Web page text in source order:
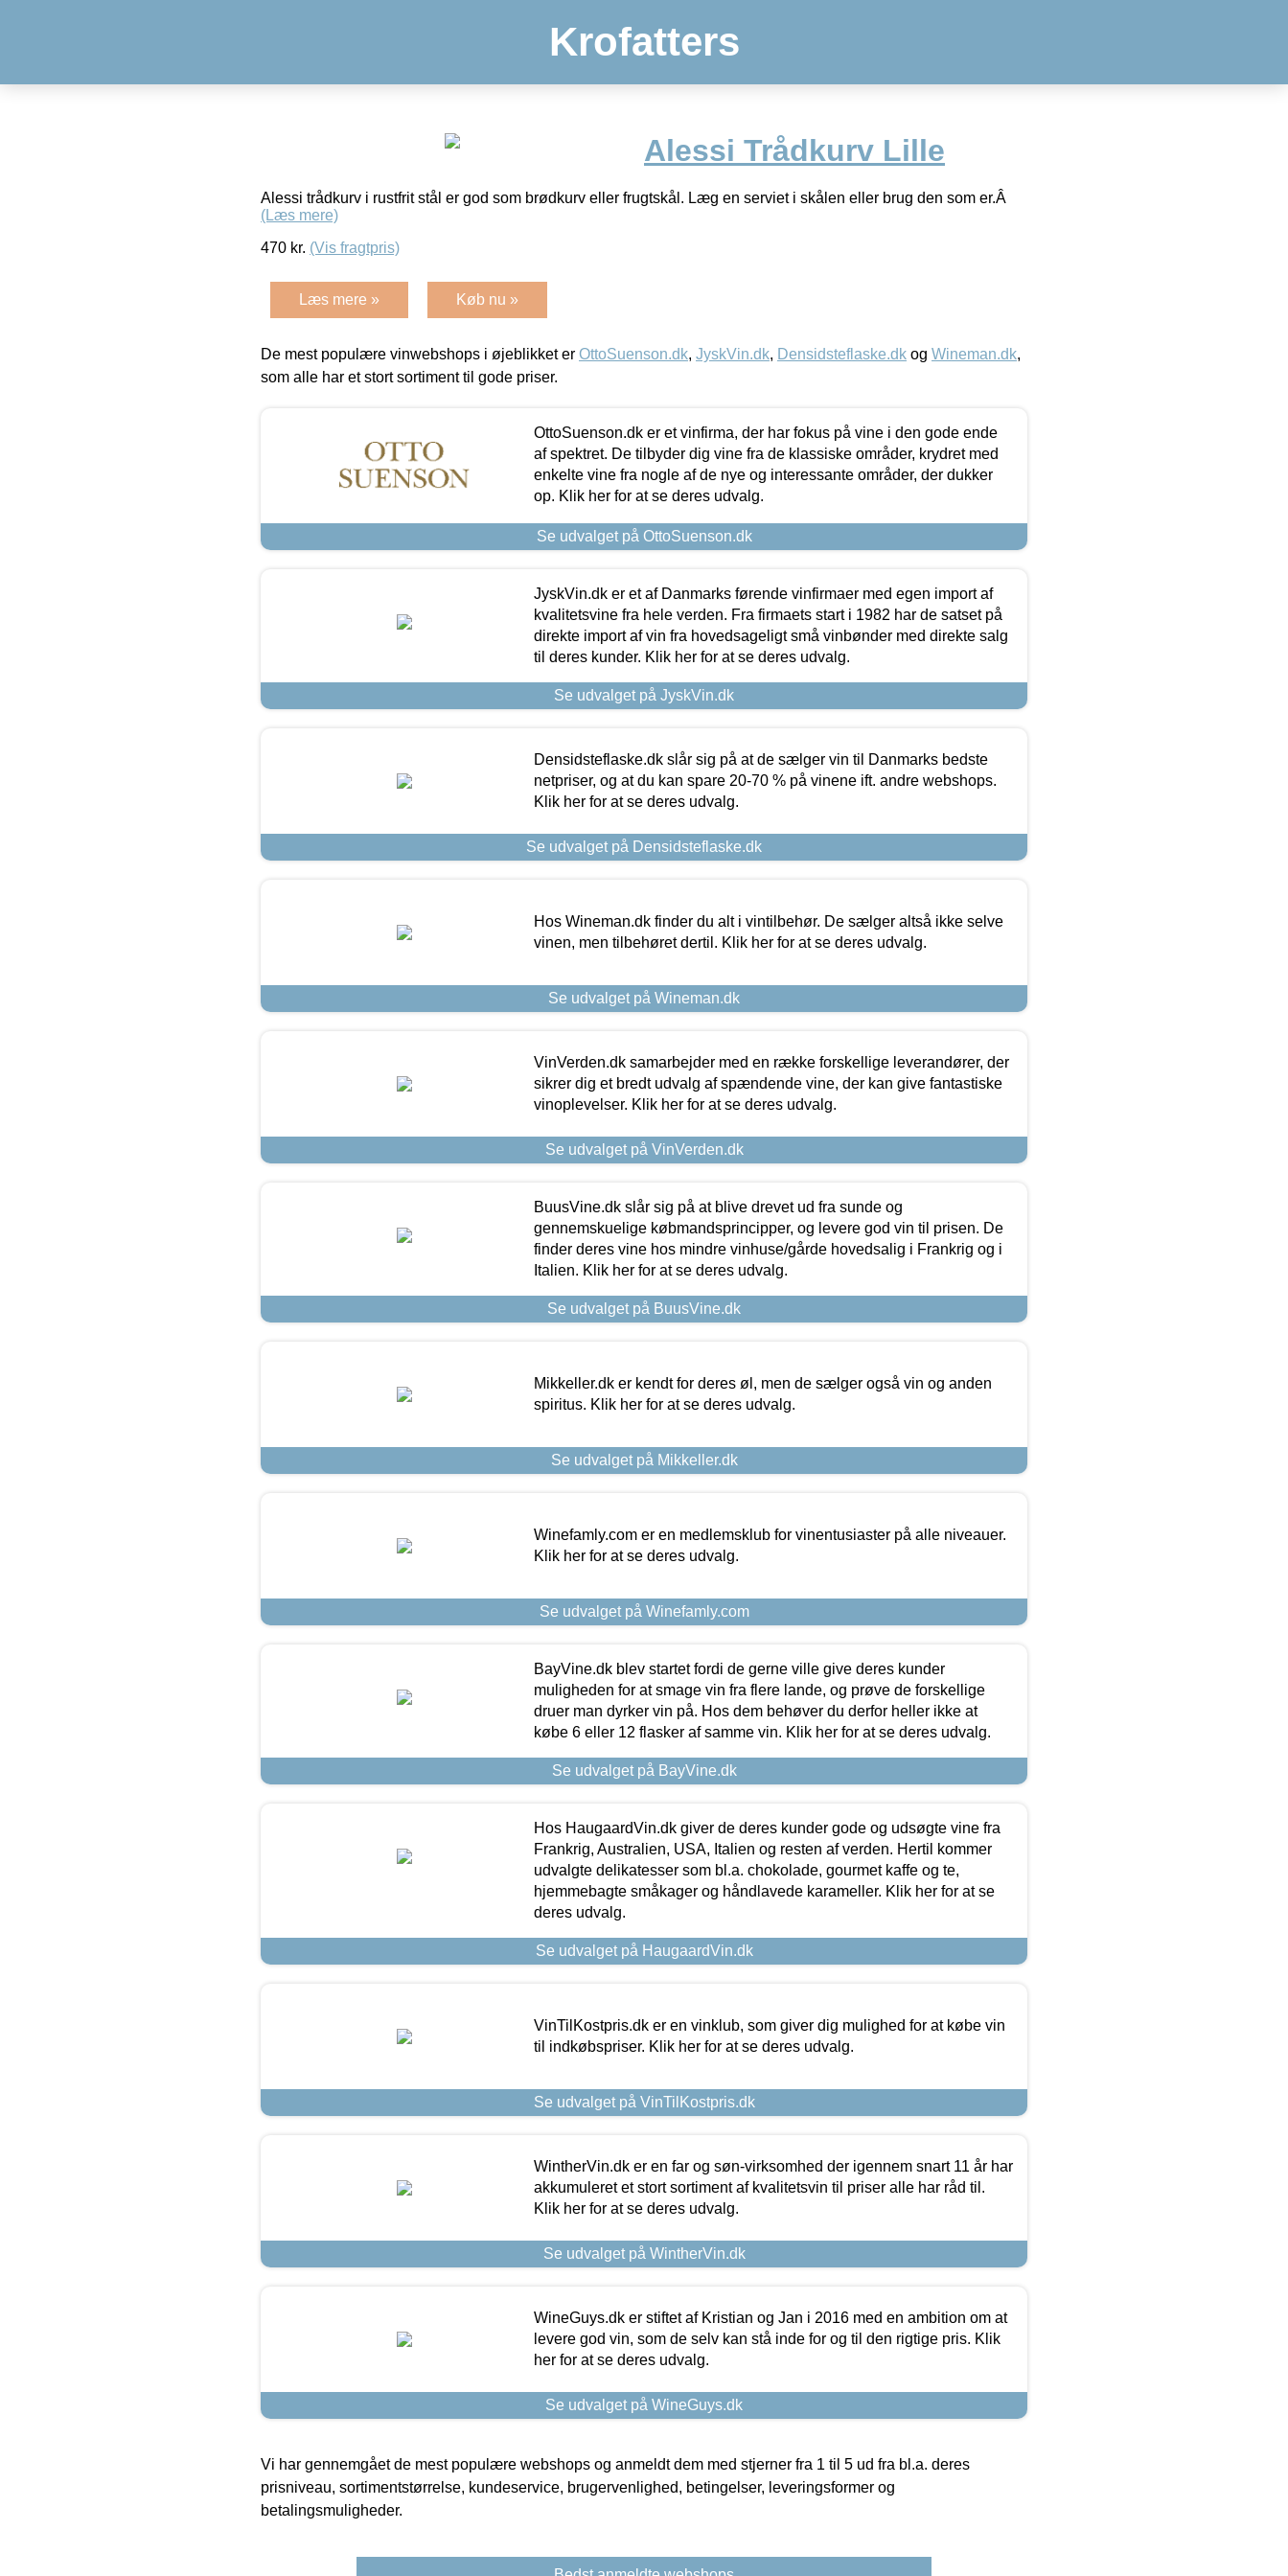
Krofatters
Alessi Trådkurv Lille
Alessi trådkurv i rustfrit stål er god som brødkurv eller frugtskål. Læg en serviet i skålen eller brug den som er.Â
(Læs mere)
470 kr. (Vis fragtpris)
Læs mere » Køb nu »
De mest populære vinwebshops i øjeblikket er OttoSuenson.dk, JyskVin.dk, Densidsteflaske.dk og Wineman.dk,
som alle har et stort sortiment til gode priser.
OttoSuenson.dk er et vinfirma, der har fokus på vine i den gode ende
af spektret. De tilbyder dig vine fra de klassiske områder, krydret med
enkelte vine fra nogle af de nye og interessante områder, der dukker
op. Klik her for at se deres udvalg.
Se udvalget på OttoSuenson.dk
JyskVin.dk er et af Danmarks førende vinfirmaer med egen import af
kvalitetsvine fra hele verden. Fra firmaets start i 1982 har de satset på
direkte import af vin fra hovedsageligt små vinbønder med direkte salg
til deres kunder. Klik her for at se deres udvalg.
Se udvalget på JyskVin.dk
Densidsteflaske.dk slår sig på at de sælger vin til Danmarks bedste
netpriser, og at du kan spare 20-70 % på vinene ift. andre webshops.
Klik her for at se deres udvalg.
Se udvalget på Densidsteflaske.dk
Hos Wineman.dk finder du alt i vintilbehør. De sælger altså ikke selve
vinen, men tilbehøret dertil. Klik her for at se deres udvalg.
Se udvalget på Wineman.dk
VinVerden.dk samarbejder med en række forskellige leverandører, der
sikrer dig et bredt udvalg af spændende vine, der kan give fantastiske
vinoplevelser. Klik her for at se deres udvalg.
Se udvalget på VinVerden.dk
BuusVine.dk slår sig på at blive drevet ud fra sunde og
gennemskuelige købmandsprincipper, og levere god vin til prisen. De
finder deres vine hos mindre vinhuse/gårde hovedsalig i Frankrig og i
Italien. Klik her for at se deres udvalg.
Se udvalget på BuusVine.dk
Mikkeller.dk er kendt for deres øl, men de sælger også vin og anden
spiritus. Klik her for at se deres udvalg.
Se udvalget på Mikkeller.dk
Winefamly.com er en medlemsklub for vinentusiaster på alle niveauer.
Klik her for at se deres udvalg.
Se udvalget på Winefamly.com
BayVine.dk blev startet fordi de gerne ville give deres kunder
muligheden for at smage vin fra flere lande, og prøve de forskellige
druer man dyrker vin på. Hos dem behøver du derfor heller ikke at
købe 6 eller 12 flasker af samme vin. Klik her for at se deres udvalg.
Se udvalget på BayVine.dk
Hos HaugaardVin.dk giver de deres kunder gode og udsøgte vine fra
Frankrig, Australien, USA, Italien og resten af verden. Hertil kommer
udvalgte delikatesser som bl.a. chokolade, gourmet kaffe og te,
hjemmebagte småkager og håndlavede karameller. Klik her for at se
deres udvalg.
Se udvalget på HaugaardVin.dk
VinTilKostpris.dk er en vinklub, som giver dig mulighed for at købe vin
til indkøbspriser. Klik her for at se deres udvalg.
Se udvalget på VinTilKostpris.dk
WintherVin.dk er en far og søn-virksomhed der igennem snart 11 år har
akkumuleret et stort sortiment af kvalitetsvin til priser alle har råd til.
Klik her for at se deres udvalg.
Se udvalget på WintherVin.dk
WineGuys.dk er stiftet af Kristian og Jan i 2016 med en ambition om at
levere god vin, som de selv kan stå inde for og til den rigtige pris. Klik
her for at se deres udvalg.
Se udvalget på WineGuys.dk
Vi har gennemgået de mest populære webshops og anmeldt dem med stjerner fra 1 til 5 ud fra bl.a. deres
prisniveau, sortimentstørrelse, kundeservice, brugervenlighed, betingelser, leveringsformer og
betalingsmuligheder.